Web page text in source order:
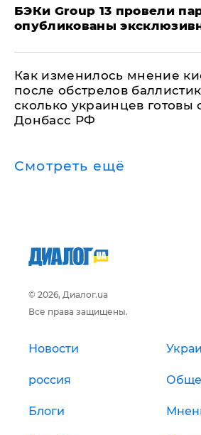
​БЭКи Group 13 провели
опубликованы
Как изменилось мнение
после обстрелов
сколько украинцев готовы
Донбасс РФ
Смотреть ещё
© 2026, Диалог.ua
Все права защищены.
Новости
россия
Блоги